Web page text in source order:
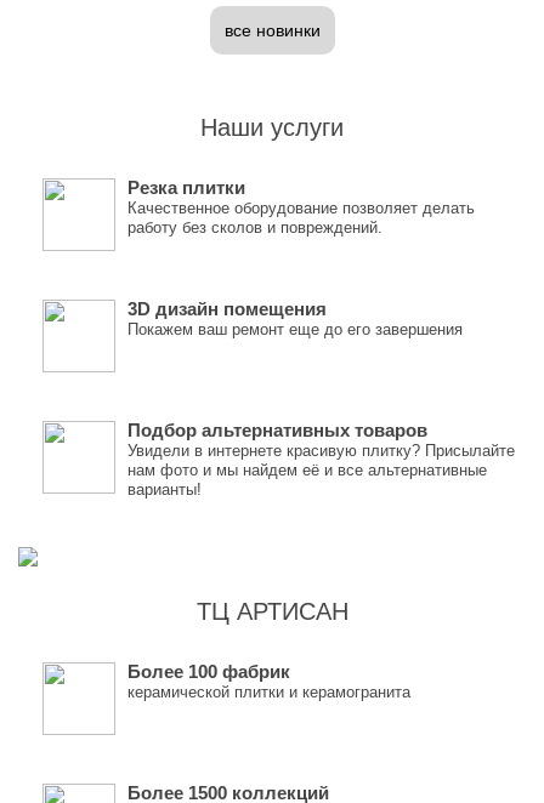
все новинки
Наши услуги
Резка плитки
Качественное оборудование позволяет делать
работу без сколов и повреждений.
3D дизайн помещения
Покажем ваш ремонт еще до его завершения
Подбор альтернативных товаров
Увидели в интернете красивую плитку? Присылайте
нам фото и мы найдем её и все альтернативные
варианты!
ТЦ АРТИСАН
Более 100 фабрик
керамической плитки и керамогранита
Более 1500 коллекций